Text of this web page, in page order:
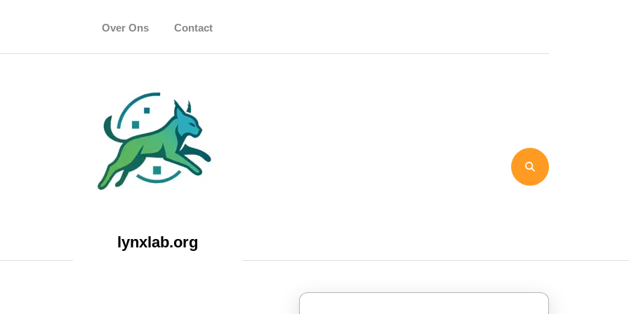
Over Ons Contact
lynxlab.org